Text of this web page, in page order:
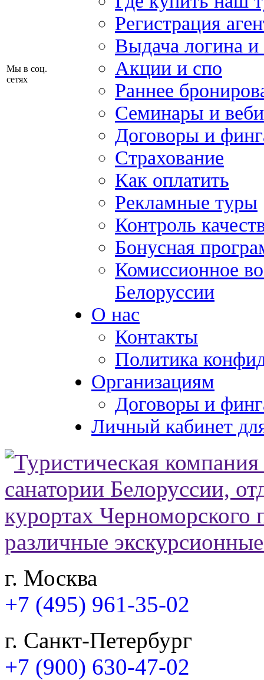
Мы в соц.
сетях
Регистрация
Выдача логина и
Акции и спо
Раннее
Семинары и
Договоры и
Страхование
Как оплатить
Рекламные туры
Контроль
Бонусная
Комиссионное
Белоруссии
О нас
Контакты
Политика
Организациям
Договоры и
Личный кабинет
г. Москва
+7 (495) 961-35-02
г. Санкт-Петербург
+7 (900) 630-47-02